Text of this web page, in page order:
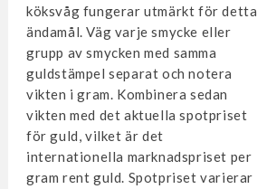
köksvåg fungerar utmärkt för detta
ändamål. Väg varje smycke eller
grupp av smycken med samma
guldstämpel separat och notera
vikten i gram. Kombinera sedan
vikten med det aktuella spotpriset
för guld, vilket är det
internationella marknadspriset per
gram rent guld. Spotpriset varierar